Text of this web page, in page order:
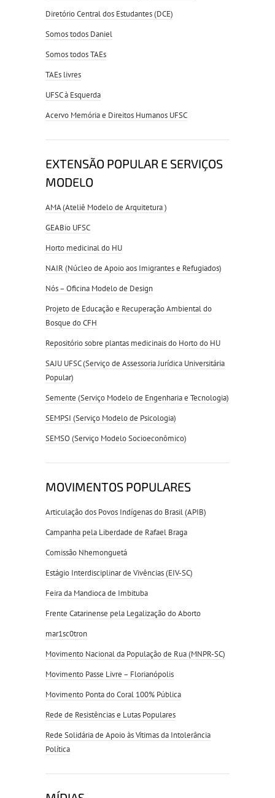
Diretório Central dos Estudantes (DCE)
Somos todos Daniel
Somos todos TAEs
TAEs livres
UFSC à Esquerda
Acervo Memória e Direitos Humanos UFSC
EXTENSÃO POPULAR E SERVIÇOS
MODELO
AMA (Ateliê Modelo de Arquitetura )
GEABio UFSC
Horto medicinal do HU
NAIR (Núcleo de Apoio aos Imigrantes e Refugiados)
Nós – Oficina Modelo de Design
Projeto de Educação e Recuperação Ambiental do
Bosque do CFH
Repositório sobre plantas medicinais do Horto do HU
SAJU UFSC (Serviço de Assessoria Jurídica Universitária
Popular)
Semente (Serviço Modelo de Engenharia e Tecnologia)
SEMPSI (Serviço Modelo de Psicologia)
SEMSO (Serviço Modelo Socioeconômico)
MOVIMENTOS POPULARES
Articulação dos Povos Indígenas do Brasil (APIB)
Campanha pela Liberdade de Rafael Braga
Comissão Nhemonguetá
Estágio Interdisciplinar de Vivências (EIV-SC)
Feira da Mandioca de Imbituba
Frente Catarinense pela Legalização do Aborto
mar1sc0tron
Movimento Nacional da População de Rua (MNPR-SC)
Movimento Passe Livre – Florianópolis
Movimento Ponta do Coral 100% Pública
Rede de Resistências e Lutas Populares
Rede Solidária de Apoio às Vítimas da Intolerância
Política